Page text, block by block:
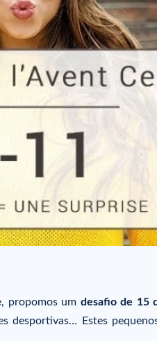
propomos um desafio de 15
desportivas… Estes